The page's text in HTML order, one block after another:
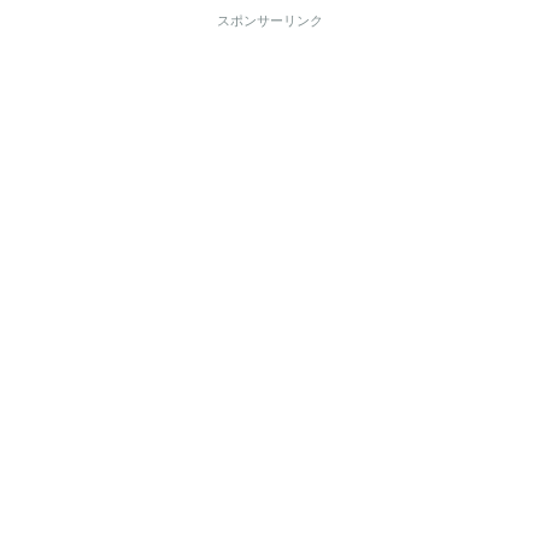
スポンサーリンク